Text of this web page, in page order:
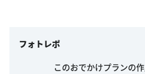
フォトレポ
このおでかけプランの